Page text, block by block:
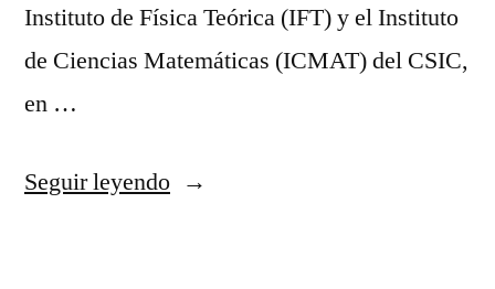
Instituto de Física Teórica (IFT) y el Instituto
de Ciencias Matemáticas (ICMAT) del CSIC,
en …
Seguir leyendo«Software